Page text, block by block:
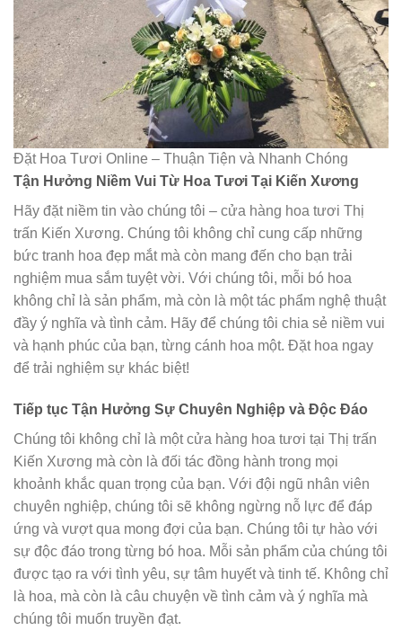
Đặt Hoa Tươi Online – Thuận Tiện và Nhanh Chóng
Tận Hưởng Niềm Vui Từ Hoa Tươi Tại Kiến Xương
Hãy đặt niềm tin vào chúng tôi – cửa hàng hoa tươi Thị
trấn Kiến Xương. Chúng tôi không chỉ cung cấp những
bức tranh hoa đẹp mắt mà còn mang đến cho bạn trải
nghiệm mua sắm tuyệt vời. Với chúng tôi, mỗi bó hoa
không chỉ là sản phẩm, mà còn là một tác phẩm nghệ thuật
đầy ý nghĩa và tình cảm. Hãy để chúng tôi chia sẻ niềm vui
và hạnh phúc của bạn, từng cánh hoa một. Đặt hoa ngay
để trải nghiệm sự khác biệt!
Tiếp tục Tận Hưởng Sự Chuyên Nghiệp và Độc Đáo
Chúng tôi không chỉ là một cửa hàng hoa tươi tại Thị trấn
Kiến Xương mà còn là đối tác đồng hành trong mọi
khoảnh khắc quan trọng của bạn. Với đội ngũ nhân viên
chuyên nghiệp, chúng tôi sẽ không ngừng nỗ lực để đáp
ứng và vượt qua mong đợi của bạn. Chúng tôi tự hào với
sự độc đáo trong từng bó hoa. Mỗi sản phẩm của chúng tôi
được tạo ra với tình yêu, sự tâm huyết và tinh tế. Không chỉ
là hoa, mà còn là câu chuyện về tình cảm và ý nghĩa mà
chúng tôi muốn truyền đạt.